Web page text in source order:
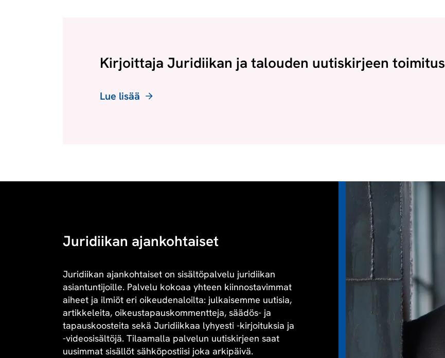
Kirjoittaja Juridiikan ja talouden uutiskirjeen toimitus
Lue lisää
Juridiikan ajankohtaiset
Juridiikan ajankohtaiset on sisältöpalvelu juridiikan
asiantuntijoille. Palvelu kokoaa yhteen kiinnostavimmat
aiheet ja ilmiöt eri oikeudenaloilta: julkaisemme uutisia,
artikkeleita, oikeustapauskommentteja, säädös- ja
tapauskoosteita sekä Juridiikkaa lyhyesti -kirjoituksia ja
-videosisältöjä. Tilaamalla palvelun uutiskirjeen saat
uusimmat sisällöt sähköpostiisi joka arkipäivä.